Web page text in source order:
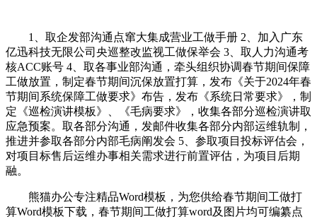
1、取企发部沟通点窜大集成营业工做手册 2、加入广东
亿迅科技无限公司央巡整改监视工做保举会 3、取人力沟通考
核ACC账号 4、取各事业部沟通，牵头组织协调春节期间保障
工做放置，制定春节期间沉保放置打算，发布《关于2024年春
节期间系统保障工做要求》布告，发布《系统日常要求》，制
定《巡检演讲模板》、《毛病要求》，收集各部分巡检演讲取
应急预案。取各部分沟通，发邮件收集各部分内部运维轨制，
推进并参取各部分内部毛病阐发会 5、参取项目投标评估会，
对项目标售后运维办事相关需求进行前置评估，为项目后期
融。
熊猫办公专注精品Word模板，为您供给春节期间工做打
算Word模板下载，春节期间工做打算word及图片均可编纂点